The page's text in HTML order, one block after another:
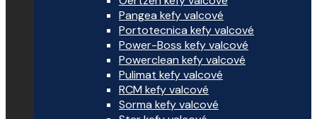
Pangea kefy valcové
Portotecnica kefy valcové
Power-Boss kefy valcové
Powerclean kefy valcové
Pulimat kefy valcové
RCM kefy valcové
Sorma kefy valcové